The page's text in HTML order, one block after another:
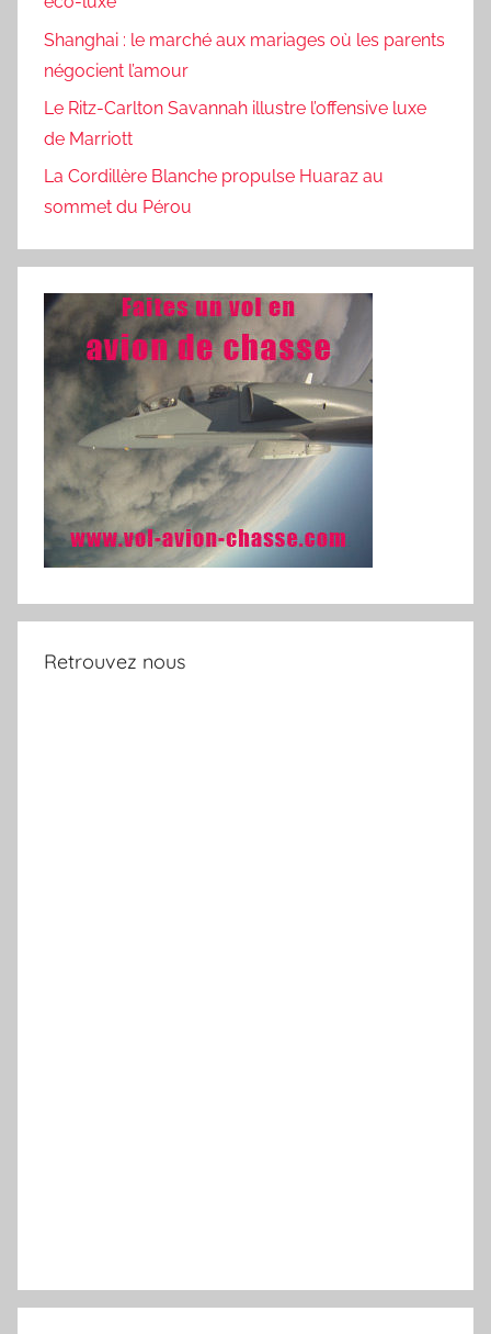
Shanghai : le marché aux mariages où les parents
négocient l’amour
Le Ritz-Carlton Savannah illustre l’offensive luxe
de Marriott
La Cordillère Blanche propulse Huaraz au
sommet du Pérou
Retrouvez nous